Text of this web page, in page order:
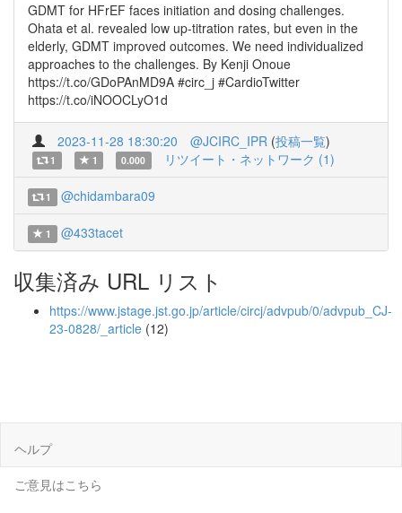
GDMT for HFrEF faces initiation and dosing challenges.
Ohata et al. revealed low up-titration rates, but even in the
elderly, GDMT improved outcomes. We need individualized
approaches to the challenges. By Kenji Onoue
https://t.co/GDoPAnMD9A #circ_j #CardioTwitter
https://t.co/iNOOCLyO1d
2023-11-28 18:30:20 @JCIRC_IPR (投稿一覧)
1 1 0.000 リツイート・ネットワーク (1)
1 @chidambara09
1 @433tacet
収集済み URL リスト
https://www.jstage.jst.go.jp/article/circj/advpub/0/advpub_CJ-
23-0828/_article (12)
ヘルプ
ご意見はこちら